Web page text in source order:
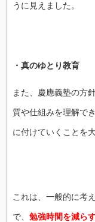
うに見えました。
・真のゆとり教育
また、慶應義塾の方
質や仕組みを理解で
に付けていくことを
これは、一般的に考
で、 勉強時間を減ら